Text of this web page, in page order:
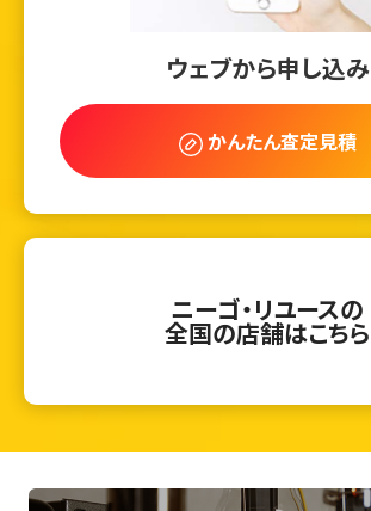
ウェブから申し込み
かんたん査定見積
ニーゴ・リユースの
全国の店舗はこちら